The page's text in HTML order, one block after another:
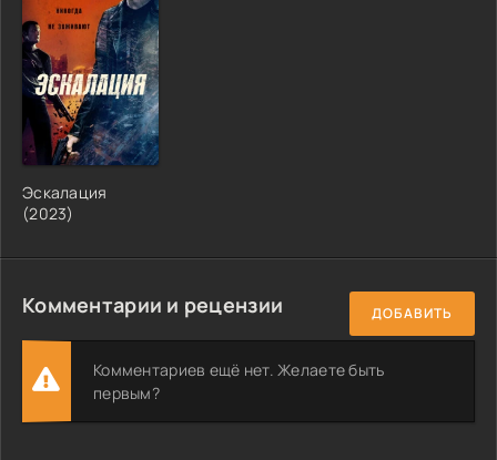
Эскалация
(2023)
Комментарии и рецензии ДОБАВИТЬ
Комментариев ещё нет. Желаете быть
первым?